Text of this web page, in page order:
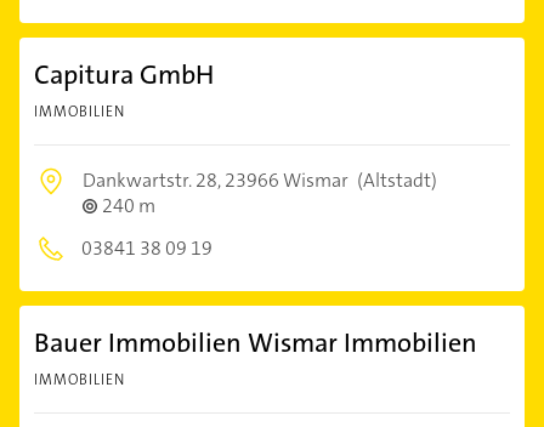
Capitura GmbH
IMMOBILIEN
Dankwartstr. 28,23966 Wismar (Altstadt)
240 m
03841 38 09 19
Bauer Immobilien Wismar Immobilien
IMMOBILIEN